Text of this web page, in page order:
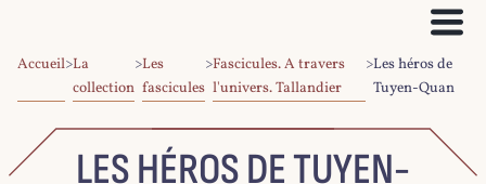
PRÉSENTATION DU PROJET
PARCOURIR LE CORPUS
RECHERCHER DANS LE CORPUS
EXPLOITER LE CORPUS
Accueil>La
collection
>Les
fascicules
>Fascicules. A travers
l'univers. Tallandier
>Les héros de
Tuyen-Quan
LES HÉROS DE TUYEN-